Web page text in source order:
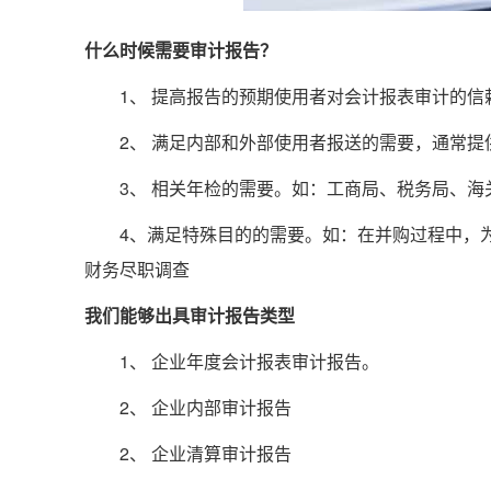
什么时候需要审计报告？
1、 提高报告的预期使用者对会计报表审计的信
2、 满足内部和外部使用者报送的需要，通常提
3、 相关年检的需要。如：工商局、税务局、海
4、满足特殊目的的需要。如：在并购过程中，
财务尽职调查
我们能够出具审计报告类型
1、 企业年度会计报表审计报告。
2、 企业内部审计报告
2、 企业清算审计报告